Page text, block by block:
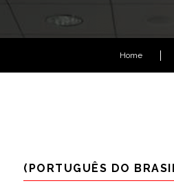
Home
(PORTUGUÊS DO